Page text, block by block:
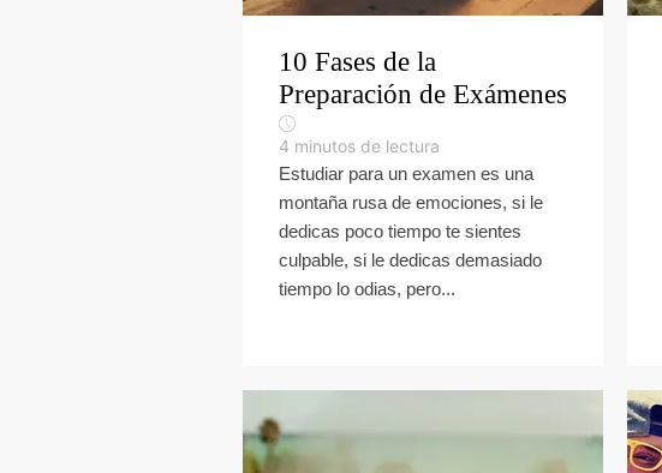
10 Fases de la
Preparación de Exámenes
4 minutos de lectura
Estudiar para un examen es una
montaña rusa de emociones, si le
dedicas poco tiempo te sientes
culpable, si le dedicas demasiado
tiempo lo odias, pero...